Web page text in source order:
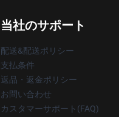
当社のサポート
配送&配送ポリシー
支払条件
返品・返金ポリシー
お問い合わせ
カスタマーサポート(FAQ)